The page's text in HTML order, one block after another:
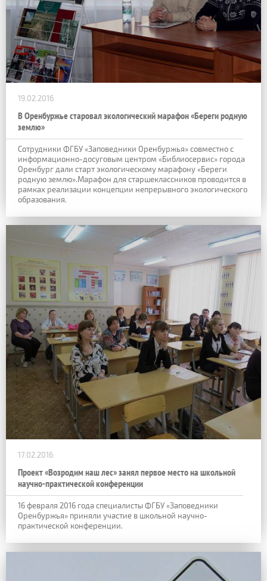
19.02.2016
В Оренбуржье старовал экологический марафон «Береги родную
землю»
Сотрудники ФГБУ «Заповедники Оренбуржья» совместно с
информационно-досуговым центром «Библиосервис» города
Оренбург дали старт экологическому марафону «Береги
родную землю».Марафон для старшеклассников проводится в
рамках реализации концепции непрерывного экологического
образования.
17.02.2016
Проект «Возродим наш лес» занял первое место на школьной
научно-практической конференции
16 февраля 2016 года специалисты ФГБУ «Заповедники
Оренбуржья» приняли участие в школьной научно-
практической конференции.